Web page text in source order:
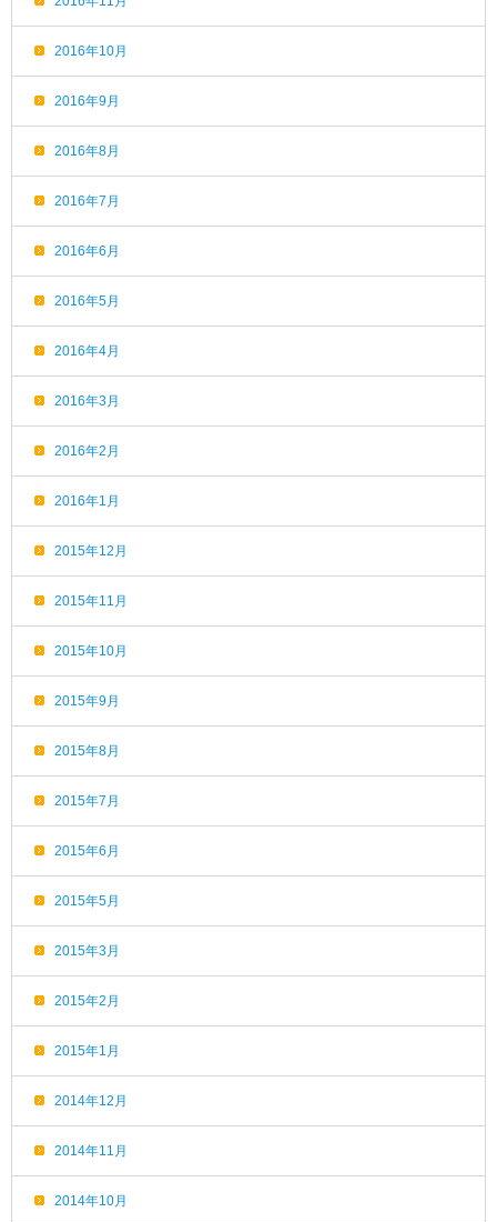
2016年10月
2016年9月
2016年8月
2016年7月
2016年6月
2016年5月
2016年4月
2016年3月
2016年2月
2016年1月
2015年12月
2015年11月
2015年10月
2015年9月
2015年8月
2015年7月
2015年6月
2015年5月
2015年3月
2015年2月
2015年1月
2014年12月
2014年11月
2014年10月